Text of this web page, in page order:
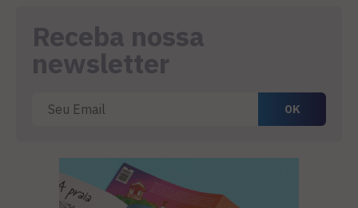
Receba nossa
newsletter